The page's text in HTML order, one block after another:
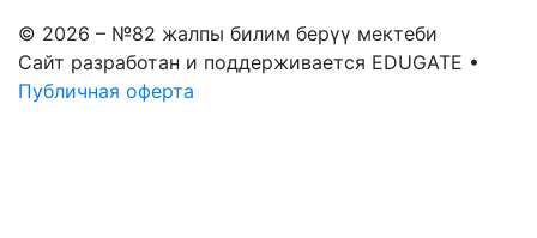
© 2026 – №82 жалпы билим берүү мектеби
Сайт разработан и поддерживается EDUGATE •
Публичная оферта